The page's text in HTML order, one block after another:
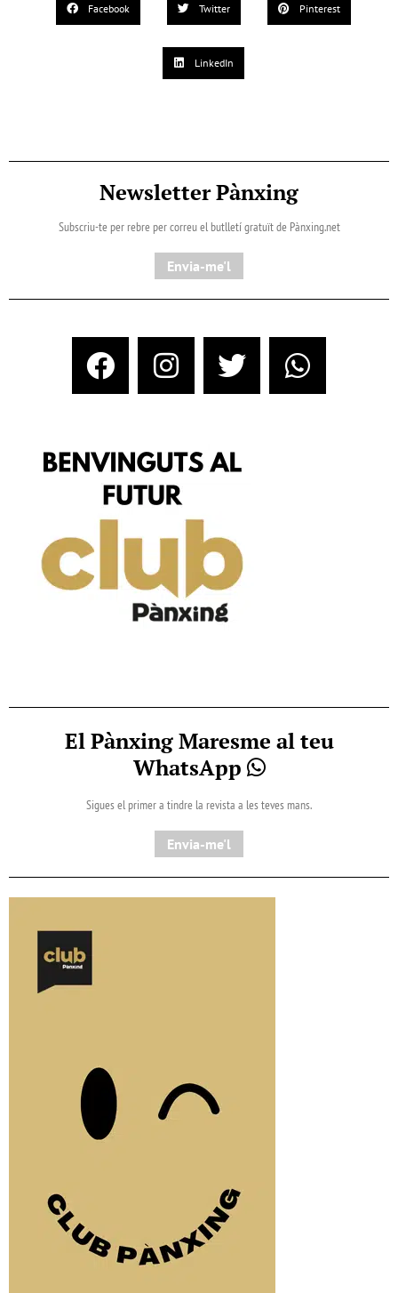
Facebook Twitter Pinterest
LinkedIn
Newsletter Pànxing
Subscriu-te per rebre per correu el butlletí gratuït de Pànxing.net​
Envia-me'l
El Pànxing Maresme al teu
WhatsApp
Sigues el primer a tindre la revista a les teves mans.
Envia-me'l